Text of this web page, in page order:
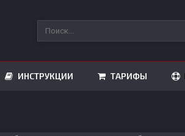
ИНСТРУКЦИИ ТАРИФЫ